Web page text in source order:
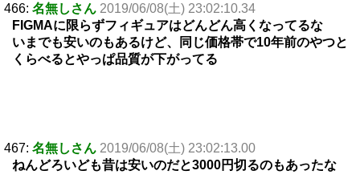
466: 名無しさん 2019/06/08(土) 23:02:10.34
FIGMAに限らずフィギュアはどんどん高くなってるな
いまでも安いのもあるけど、同じ価格帯で10年前のやつと
くらべるとやっぱ品質が下がってる
467: 名無しさん 2019/06/08(土) 23:02:13.00
ねんどろいども昔は安いのだと3000円切るのもあったな